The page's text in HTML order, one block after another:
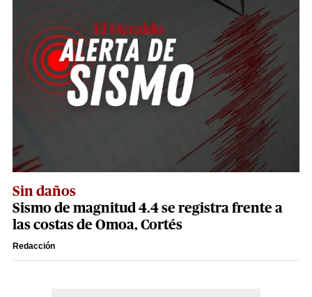
Sin daños
Sismo de magnitud 4.4 se registra frente a
las costas de Omoa, Cortés
Redacción